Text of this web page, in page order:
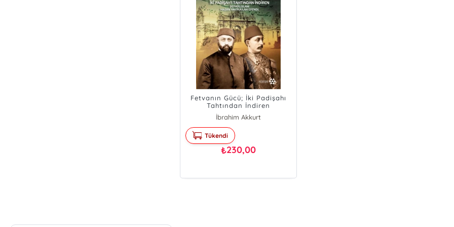
Fetvanın Gücü; İki Padişahı
Tahtından İndiren
Şeyhülislam Hasan Hayrullah
Efendi
İbrahim Akkurt
Tükendi
₺230,00